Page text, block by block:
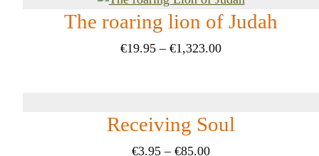
The roaring lion of Judah
€19.95 – €1,323.00Prijsklasse:
Receiving Soul
€3.95 – €85.00Prijsklasse: